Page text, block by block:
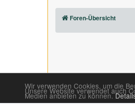
Wir verwenden Cookies, um die
Unsere Website verwendet auch
Medien anbieten zu können.
Foren-Übersicht